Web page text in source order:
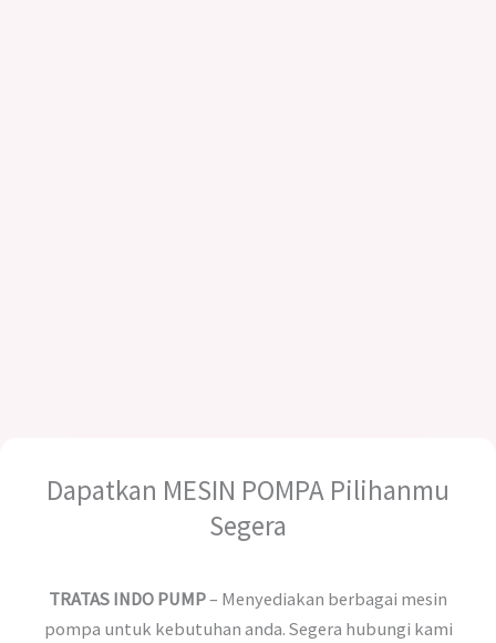
Dapatkan MESIN POMPA Pilihanmu
Segera
TRATAS INDO PUMP– Menyediakan berbagai mesin
pompa untuk kebutuhan anda. Segera hubungi kami